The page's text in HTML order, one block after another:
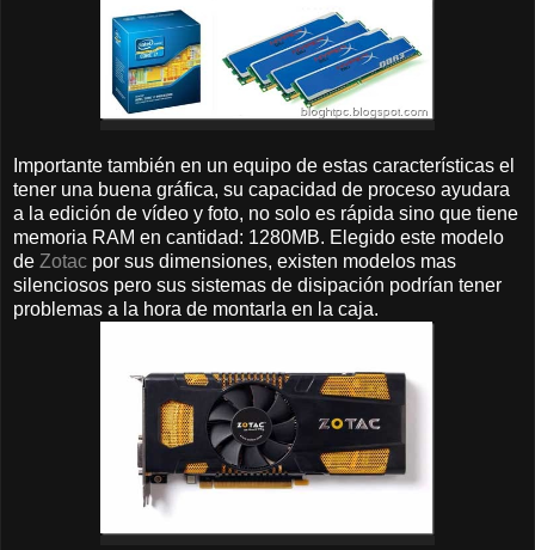
Importante también en un equipo de estas características el
tener una buena gráfica, su capacidad de proceso ayudara
a la edición de vídeo y foto, no solo es rápida sino que tiene
memoria RAM en cantidad: 1280MB. Elegido este modelo
de Zotac por sus dimensiones, existen modelos mas
silenciosos pero sus sistemas de disipación podrían tener
problemas a la hora de montarla en la caja.